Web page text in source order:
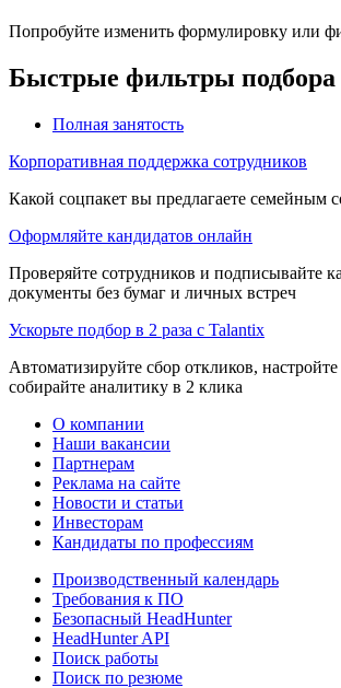
Попробуйте изменить формулировку или
Быстрые фильтры подбора
Полная занятость
Корпоративная поддержка сотрудников
Какой соцпакет вы предлагаете семейным
Оформляйте кандидатов онлайн
Проверяйте сотрудников и подписывайте
документы без бумаг и личных встреч
Ускорьте подбор в 2 раза с Talantix
Автоматизируйте сбор откликов,
собирайте аналитику в 2 клика
О компании
Наши вакансии
Партнерам
Реклама на сайте
Новости и статьи
Инвесторам
Кандидаты по профессиям
Производственный календарь
Требования к ПО
Безопасный HeadHunter
HeadHunter API
Поиск работы
Поиск по резюме